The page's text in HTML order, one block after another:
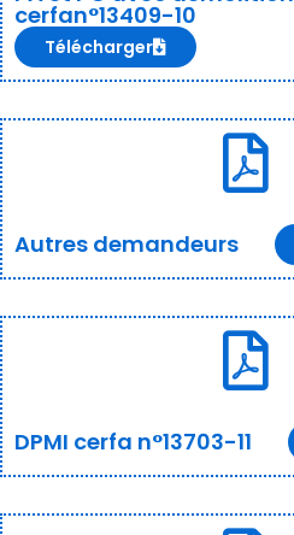
cerfan°13409-10
Télécharger
Autres demandeurs
DPMI cerfa n°13703-11